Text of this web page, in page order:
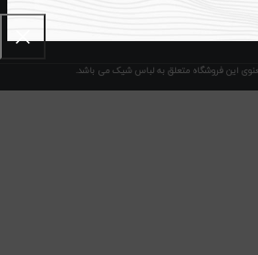
این فروشگاه متعلق به لباس شیک می باشد.